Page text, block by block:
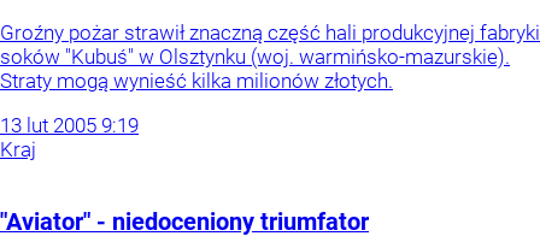
Groźny pożar strawił znaczną część hali produkcyjnej fabryki
soków "Kubuś" w Olsztynku (woj. warmińsko-mazurskie).
Straty mogą wynieść kilka milionów złotych.
13 lut 2005 9:19
Kraj
"Aviator" - niedoceniony triumfator